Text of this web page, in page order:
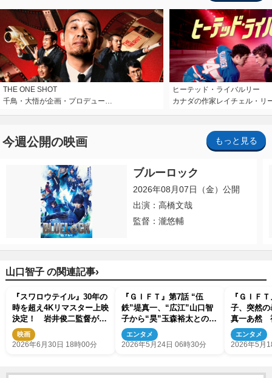
THE ONE SHOT
千鳥・大悟が企画・プロデュー…
ヒーテッド・ライバルリー
カナダの作家レイチェル・リ
今週公開の映画 もっと見る
ブルーロック
2026年08月07日（金）公開
出演：高橋文哉
監督：瀧悠輔
山口智子 の関連記事›
『スワロウテイル』30年の
時を超え4Kリマスター上映
決定！ 岩井俊二監督が完
全監修
映画
2026年6月30日 18時00分
『ＧＩＦＴ』第7話 “伍
鉄”堤真一、“広江”山口智
子から“昊”玉森裕太との同
居を提案される
エンタメ
2026年5月24日 06時30分
『ＧＩＦ
子、突然
真一あ然
「爆弾ぶ
イミング
エンタメ
2026年5月